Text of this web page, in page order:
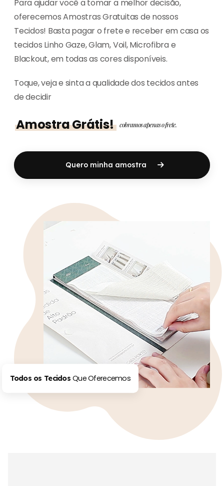
Para ajudar você a tomar a melhor decisão,
oferecemos Amostras Gratuitas de nossos
Tecidos! Basta pagar o frete e receber em casa os
tecidos Linho Gaze, Glam, Voil, Microfibra e
Blackout, em todas as cores disponíveis.
Toque, veja e sinta a qualidade dos tecidos antes
de decidir
Amostra Grátis! cobramos apenas o frete.
Quero minha amostra
Todos os Tecidos Que Oferecemos